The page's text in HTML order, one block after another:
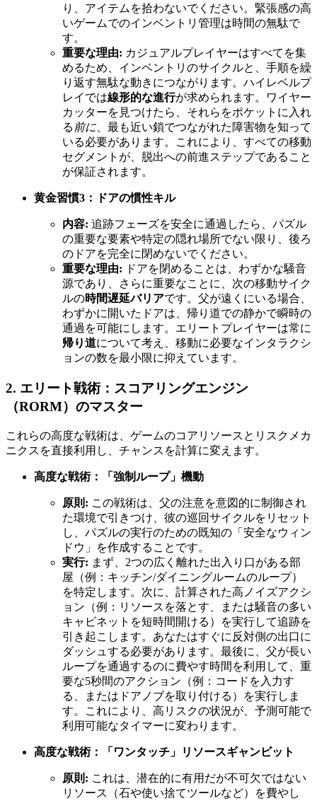
り、アイテムを拾わないでください。緊張感の高
いゲームでのインベントリ管理は時間の無駄で
す。
重要な理由: カジュアルプレイヤーはすべてを集
めるため、インベントリのサイクルと、手順を繰
り返す無駄な動きにつながります。ハイレベルプ
レイでは線形的な進行が求められます。ワイヤー
カッターを見つけたら、それらをポケットに入れ
る 前に 、最も近い鎖でつながれた障害物を知って
いる必要があります。これにより、すべての移動
セグメントが、脱出への前進ステップであること
が保証されます。
黄金習慣3：ドアの慣性キル
内容: 追跡フェーズを安全に通過したら、パズル
の重要な要素や特定の隠れ場所でない限り、後ろ
のドアを完全に閉めないでください。
重要な理由: ドアを閉めることは、わずかな騒音
源であり、さらに重要なことに、次の移動サイク
ルの時間遅延バリアです。父が遠くにいる場合、
わずかに開いたドアは、帰り道での静かで瞬時の
通過を可能にします。エリートプレイヤーは常に
帰り道について考え、移動に必要なインタラクシ
ョンの数を最小限に抑えています。
2. エリート戦術：スコアリングエンジン
（RORM）のマスター
これらの高度な戦術は、ゲームのコアリソースとリスクメカ
ニクスを直接利用し、チャンスを計算に変えます。
高度な戦術：「強制ループ」機動
原則: この戦術は、父の注意を意図的に制御され
た環境で引きつけ、彼の巡回サイクルをリセット
し、パズルの実行のための既知の「安全なウィン
ドウ」を作成することです。
実行: まず、2つの広く離れた出入り口がある部
屋（例：キッチン/ダイニングルームのループ）
を特定します。次に、計算された高ノイズアクシ
ョン（例：リソースを落とす、または騒音の多い
キャビネットを短時間開ける）を実行して追跡を
引き起こします。あなたはすぐに反対側の出口に
ダッシュする必要があります。最後に、父が長い
ループを通過するのに費やす時間を利用して、重
要な5秒間のアクション（例：コードを入力す
る、またはドアノブを取り付ける）を実行しま
す。これにより、高リスクの状況が、予測可能で
利用可能なタイマーに変わります。
高度な戦術：「ワンタッチ」リソースギャンビット
原則: これは、潜在的に有用だが不可欠ではない
リソース（石や使い捨てツールなど）を費やし